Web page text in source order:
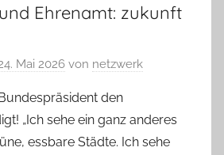
Ehrenamt: zukunft
Mai 2026 von netzwerk
den
„Ich sehe ein ganz anderes
essbare Städte. Ich sehe